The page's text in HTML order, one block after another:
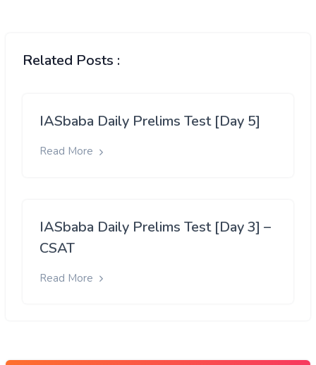
Related Posts :
IASbaba Daily Prelims Test [Day 5]
Read More
IASbaba Daily Prelims Test [Day 3] –
CSAT
Read More